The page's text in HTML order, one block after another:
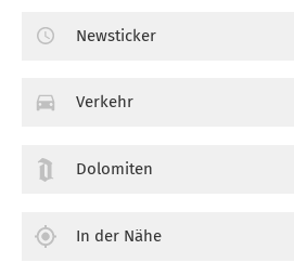
Newsticker
Verkehr
Dolomiten
In der Nähe